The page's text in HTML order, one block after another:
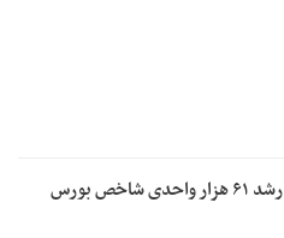
رشد ۶۱ هزار واحدی شاخص بورس